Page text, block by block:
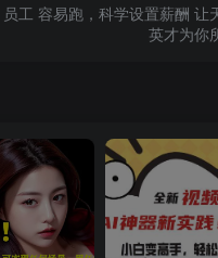
英才为你